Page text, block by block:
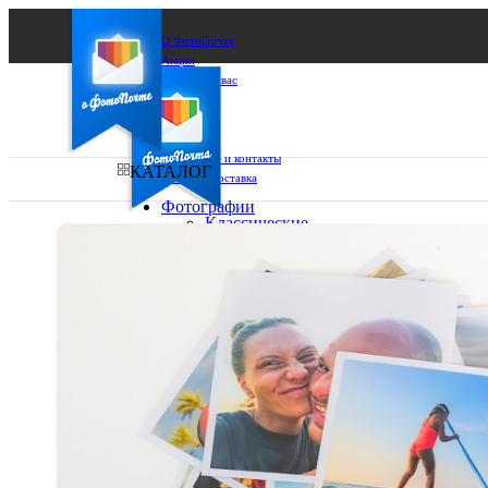
О ФотоПочте
Акции
Сделаем за вас
Бизнесу
FAQ
Франшиза
Поддержка и контакты
Оплата и доставка
Выберите из списка:
КАТАЛОГ
Фотографии
Классические
10х15
15х15
15х20
20х20
20х30
30х30
30х40
А4
Фото
в